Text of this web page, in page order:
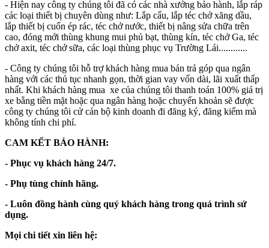
- Hiện nay công ty chúng tôi đã có các nhà xưởng bảo hành, lắp ráp
các loại thiết bị chuyên dùng như: Lắp cẩu, lắp téc chở xăng dầu,
lắp thiết bị cuốn ép rác, téc chở nước, thiết bị nâng sửa chữa trên
cao, đóng mới thùng khung mui phủ bạt, thùng kín, téc chở Ga, téc
chở axit, téc chở sữa, các loại thùng phục vụ Trường Lái............
- Công ty chúng tôi hỗ trợ khách hàng mua bán trả góp qua ngân
hàng với các thủ tục nhanh gọn, thời gian vay vốn dài, lãi xuất thấp
nhất. Khi khách hàng mua xe của chúng tôi thanh toán 100% giá trị
xe bằng tiền mặt hoặc qua ngân hàng hoặc chuyển khoản sẽ được
công ty chúng tôi cử cán bộ kinh doanh đi đăng ký, đăng kiểm mà
không tính chi phí.
CAM KẾT BẢO HÀNH:
- Phục vụ khách hàng 24/7.
- Phụ tùng chính hãng.
- Luôn đồng hành cùng quý khách hàng trong quá trình sử
dụng.
Mọi chi tiết xin liên hệ: